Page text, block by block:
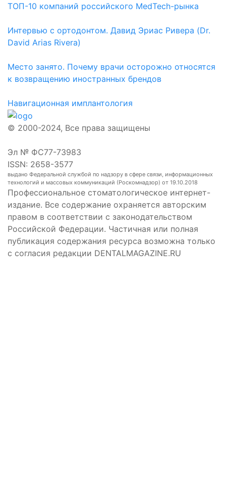
ТОП-10 компаний российского MedTech-рынка
Интервью с ортодонтом. Давид Эриас Ривера (Dr.
David Arias Rivera)
Место занято. Почему врачи осторожно относятся
к возвращению иностранных брендов
Навигационная имплантология
© 2000-2024, Все права защищены
Эл № ФС77-73983
ISSN: 2658-3577
выдано Федеральной службой по надзору в сфере связи, информационных
технологий и массовых коммуникаций (Роскомнадзор) от 19.10.2018
Профессиональное стоматологическое интернет-
издание. Все содержание охраняется авторским
правом в соответствии с законодательством
Российской Федерации. Частичная или полная
публикация содержания ресурса возможна только
с согласия редакции DENTALMAGAZINE.RU